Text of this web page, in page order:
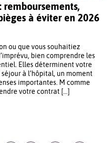
à éviter en 2026
ou que vous souhaitiez
bien comprendre les
Elles déterminent votre
à l’hôpital, un moment
importantes. M comme
votre contrat […]